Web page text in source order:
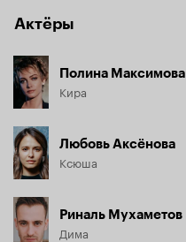
Актёры
Полина Максимова
Кира
Любовь Аксёнова
Ксюша
Риналь Мухаметов
Дима